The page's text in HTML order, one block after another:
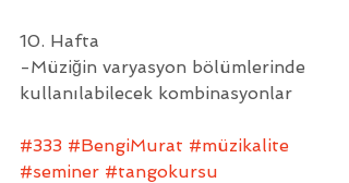
10. Hafta
-Müziğin varyasyon bölümlerinde
kullanılabilecek kombinasyonlar
#333 #BengiMurat #müzikalite
#seminer #tangokursu